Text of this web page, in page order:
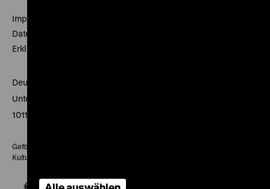
Impressum
Datenschutz
Erklärung digitale Barrierefreiheit
Deutsches Historisches Museum
Unter den Linden 2
10117 Berlin
Gefördert mit Mitteln des Beauftragten der Bundesregierung für
Kultur und Medien